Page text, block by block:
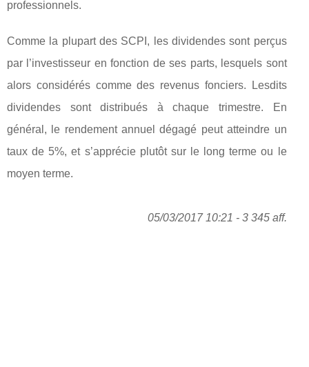
professionnels.
Comme la plupart des SCPI, les dividendes sont perçus
par l’investisseur en fonction de ses parts, lesquels sont
alors considérés comme des revenus fonciers. Lesdits
dividendes sont distribués à chaque trimestre. En
général, le rendement annuel dégagé peut atteindre un
taux de 5%, et s’apprécie plutôt sur le long terme ou le
moyen terme.
05/03/2017 10:21 - 3 345 aff.